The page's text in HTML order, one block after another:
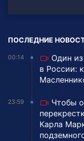
ПОСЛЕДНИЕ
00:14
Один
в России:
23:59
Чтобы
Карла